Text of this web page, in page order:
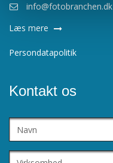
info@fotobranchen.dk
Læs mere
Persondatapolitik
Kontakt os
Navn
Virksomhed